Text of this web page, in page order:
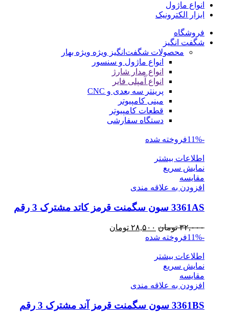
انواع ماژول
ابزار الکترونیک
فروشگاه
شگفت انگیز
محصولات شگفت‌انگیز ویژه ویژه بهار
انواع ماژول و سنسور
انواع مدار شارژ
انواع آمپلی فایر
پرینتر سه بعدی و CNC
مینی کامپیوتر
قطعات کامپیوتر
دستگاه سفارشی
-11% فروخته شده
اطلاعات بیشتر
نمایش سریع
مقايسه
افزودن به علاقه مندی
3361AS سون سگمنت قرمز کاتد مشترک 3 رقم
۳۲,۰۰۰ تومان قیمت
اصلی
۲۸,۵۰۰ تومان
-11% فروخته شده
اطلاعات بیشتر
نمایش سریع
مقايسه
افزودن به علاقه مندی
3361BS سون سگمنت قرمز آند مشترک 3 رقم